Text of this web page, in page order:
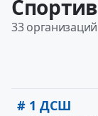
33 организаций
# 1 ДСШ